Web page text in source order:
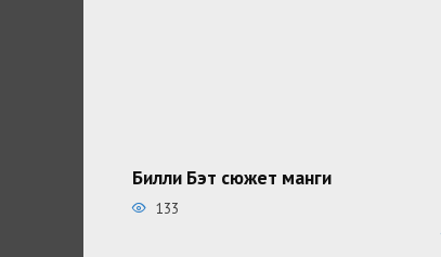
Билли Бэт сюжет манги
133